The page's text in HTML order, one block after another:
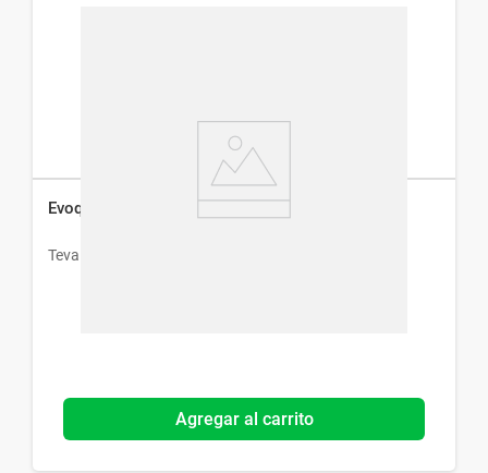
Evoquin 200 mg x 30 Comp
Teva
Agregar al carrito